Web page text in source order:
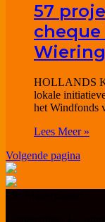
57
HOLLANDS
lokale
het Windfonds
Lees Meer »
Volgende pagina